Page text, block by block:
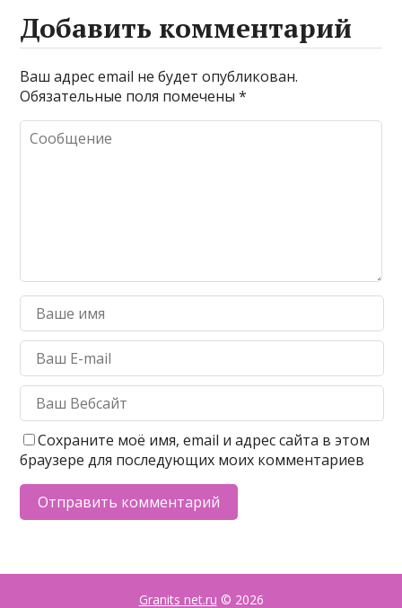
Добавить комментарий
Ваш адрес email не будет опубликован.
Обязательные поля помечены*
Сохраните моё имя, email и адрес сайта в этом
браузере для последующих моих комментариев
Granits net.ru © 2026